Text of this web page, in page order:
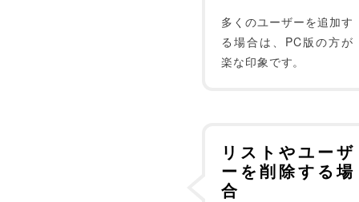
多くのユーザーを追加す
る場合は、PC版の方が
楽な印象です。
リストやユーザ
ーを削除する場
合